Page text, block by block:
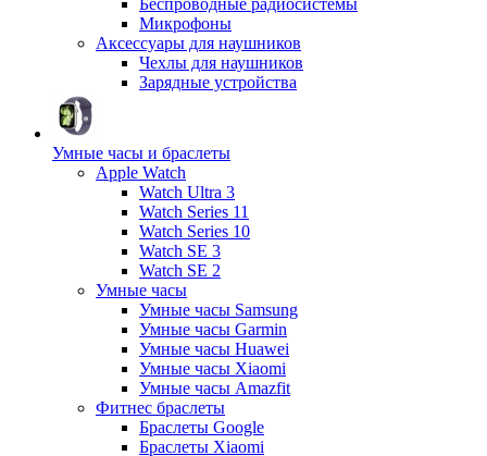
Беспроводные радиосистемы
Микрофоны
Аксессуары для наушников
Чехлы для наушников
Зарядные устройства
Умные часы и браслеты
Apple Watch
Watch Ultra 3
Watch Series 11
Watch Series 10
Watch SE 3
Watch SE 2
Умные часы
Умные часы Samsung
Умные часы Garmin
Умные часы Huawei
Умные часы Xiaomi
Умные часы Amazfit
Фитнес браслеты
Браслеты Google
Браслеты Xiaomi